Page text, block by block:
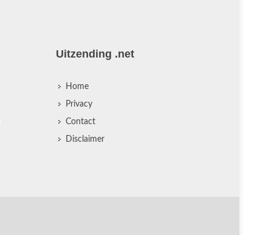
Uitzending .net
Home
Privacy
Contact
Disclaimer